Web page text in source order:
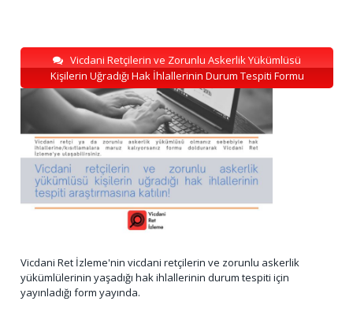
Vicdani Retçilerin ve Zorunlu Askerlik Yükümlüsü
Kişilerin Uğradığı Hak İhlallerinin Durum Tespiti Formu
Vicdani Ret İzleme'nin vicdani retçilerin ve zorunlu askerlik
yükümlülerinin yaşadığı hak ihlallerinin durum tespiti için
yayınladığı form yayında.